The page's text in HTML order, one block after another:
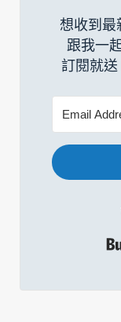
想收到最
跟我一
訂閱就